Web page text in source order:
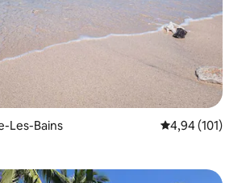
Les-Bains 4,94 ud af 5 i
4,94 (101)